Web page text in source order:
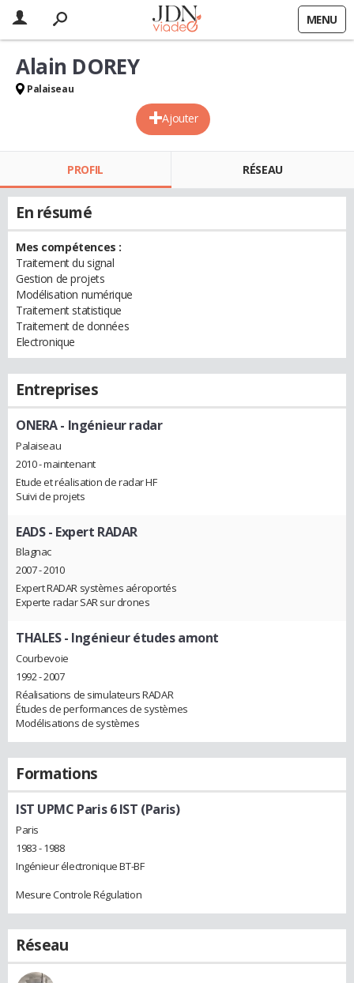
MENU
Ajouter
Alain DOREY
Palaiseau
PROFIL RÉSEAU
En résumé
Mes compétences :
Traitement du signal
Gestion de projets
Modélisation numérique
Traitement statistique
Traitement de données
Electronique
Entreprises
ONERA- Ingénieur radar
Palaiseau
2010 - maintenant
Etude et réalisation de radar HF
Suivi de projets
EADS- Expert RADAR
Blagnac
2007 - 2010
Expert RADAR systèmes aéroportés
Experte radar SAR sur drones
THALES- Ingénieur études amont
Courbevoie
1992 - 2007
Réalisations de simulateurs RADAR
Études de performances de systèmes
Modélisations de systèmes
Formations
IST UPMC Paris 6 IST (Paris)
Paris
1983 - 1988
Ingénieur électronique BT-BF
Mesure Controle Régulation
Réseau